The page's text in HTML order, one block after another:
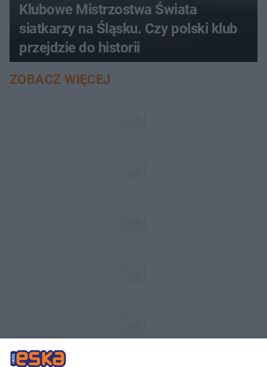
Klubowe Mistrzostwa Świata
siatkarzy na Śląsku. Czy polski klub
przejdzie do historii
ZOBACZ WIĘCEJ